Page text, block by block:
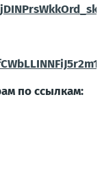
по ссылкам: